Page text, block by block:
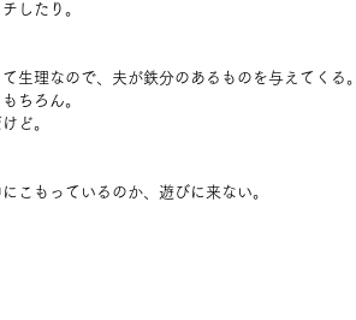
したり。
生理なので、夫が鉄分のあるものを与えてくる。
ちろん。
ど。
こもっているのか、遊びに来ない。